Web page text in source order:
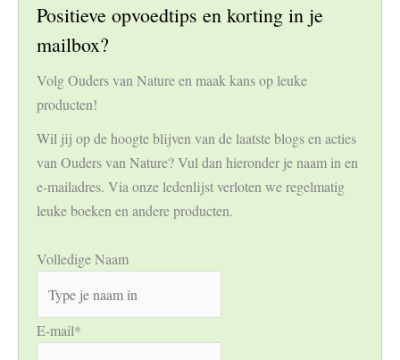
Positieve opvoedtips en korting in je
mailbox?
Volg Ouders van Nature en maak kans op leuke
producten!
Wil jij op de hoogte blijven van de laatste blogs en acties
van Ouders van Nature? Vul dan hieronder je naam in en
e-mailadres. Via onze ledenlijst verloten we regelmatig
leuke boeken en andere producten.
Volledige Naam
E-mail*